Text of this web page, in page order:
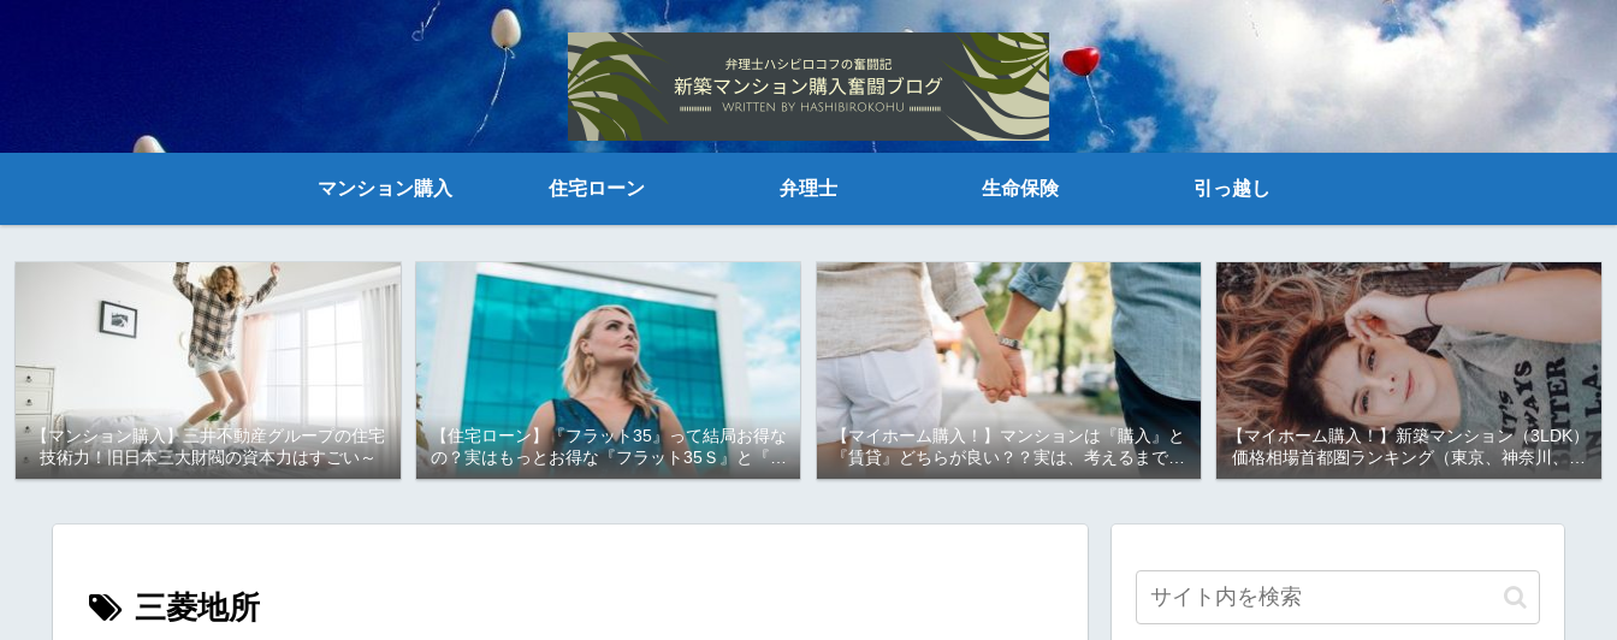
マンション購入 住宅ローン 弁理士 生命保険 引っ越し
【マンション購入】三井不動産グループの住宅
技術力！旧日本三大財閥の資本力はすごい～
【住宅ローン】『フラット35』って結局お得な
の？実はもっとお得な『フラット35Ｓ』と『フ
ラット35 子育て応援型・地域応援型』！！知ら
【マイホーム購入！】マンションは『購入』と
『賃貸』どちらが良い？？実は、考えるまでも
なく結果は明らか！！お金の観点から見ると
【マイホーム購入！】新築マンション（3LDK）
価格相場首都圏ランキング（東京、神奈川、千
葉、埼玉）！！マイホーム購入は『都心』が良
三菱地所